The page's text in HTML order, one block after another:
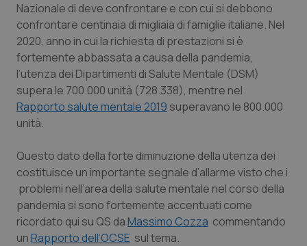
Professionisti Sanitari.AI
Abruzzo
Basilicata
Calabria
Campania
Emilia-Romagna
Friuli Venezia Giulia
QS Pro Gold
Artrite & artrosi
Asma & BPCO
Car-T
Colesterolo & coronaropatie
Dermatite Atopica
QS Club Newsletter
Nazionale di deve confrontare e con cui si debbono
confrontare centinaia di migliaia di famiglie italiane. Nel
2020, anno in cui la richiesta di prestazioni si è
fortemente abbassata a causa della pandemia,
l’utenza dei Dipartimenti di Salute Mentale (DSM)
supera le 700.000 unità (728.338), mentre nel
Rapporto salute mentale 2019 superavano le 800.000
unità.
Questo dato della forte diminuzione della utenza dei
costituisce un importante segnale d’allarme visto che i
problemi nell’area della salute mentale nel corso della
pandemia si sono fortemente accentuati come
ricordato qui su QS daMassimo Cozza commentando
unRapporto dell’OCSE sul tema.